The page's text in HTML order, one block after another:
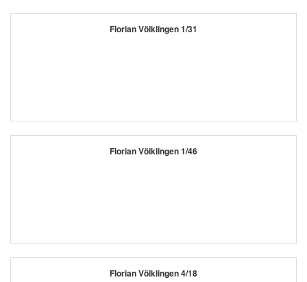
Florian Völklingen 1/31
Florian Völklingen 1/46
Florian Völklingen 4/18